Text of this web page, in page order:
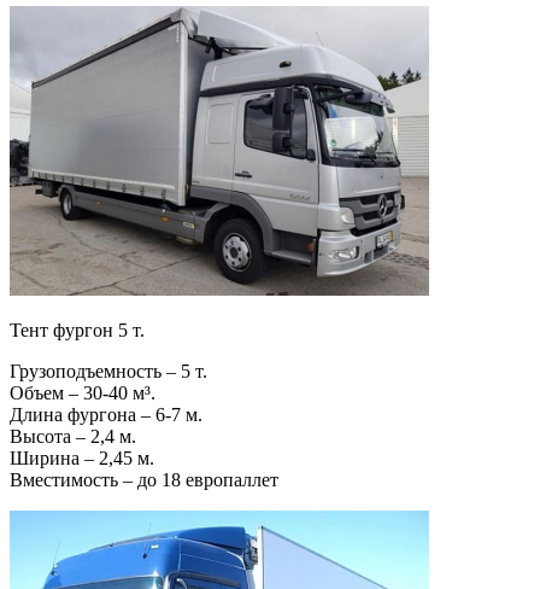
Тент фургон 5 т.
Грузоподъемность – 5 т.
Объем – 30-40 м³.
Длина фургона – 6-7 м.
Высота – 2,4 м.
Ширина – 2,45 м.
Вместимость – до 18 европаллет